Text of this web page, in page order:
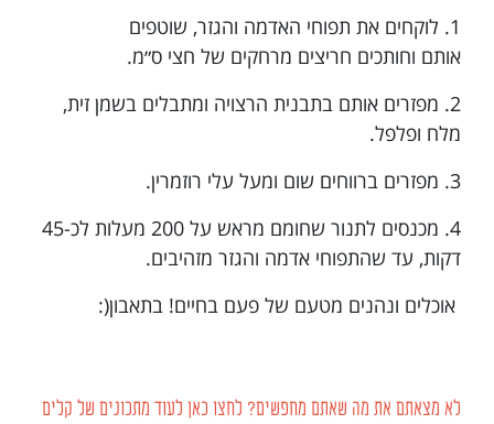
1. לוקחים את תפוחי האדמה והגזר, שוטפים
אותם וחותכים חריצים מרחקים של חצי ס״מ.
2. מפזרים אותם בתבנית הרצויה ומתבלים בשמן זית,
מלח ופלפל.
3. מפזרים ברווחים שום ומעל עלי רוזמרין.
4. מכנסים לתנור שחומם מראש על 200 מעלות לכ-45
דקות, עד שהתפוחי אדמה והגזר מזהיבים.
אוכלים ונהנים מטעם של פעם בחיים! בתאבון(:
לא מצאתם את מה שאתם מחפשים? לחצו כאן לעוד מתכונים של קלים